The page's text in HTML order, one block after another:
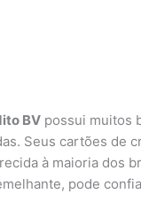
BV possui muitos
Seus cartões de
à maioria dos
pode